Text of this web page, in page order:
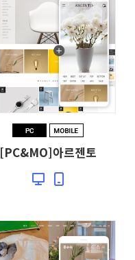
[PC&MO]아르젠토